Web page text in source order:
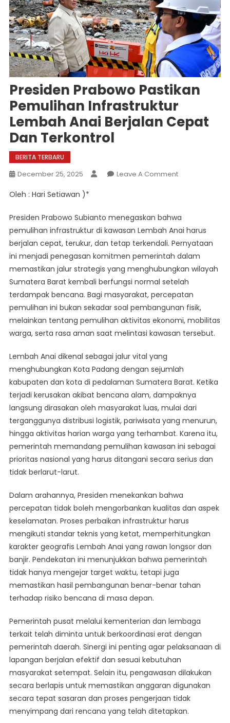
Presiden Prabowo Pastikan
Pemulihan Infrastruktur
Lembah Anai Berjalan Cepat
Dan Terkontrol
BERITA TERBARU
December 25, 2025 Leave A CommentOn
Pemulihan
Infrastruktur
Lembah
Anai
Berjalan
Cepat
Dan
Terkontrol
Oleh : Hari Setiawan )*
Presiden Prabowo Subianto menegaskan bahwa
pemulihan infrastruktur di kawasan Lembah Anai harus
berjalan cepat, terukur, dan tetap terkendali. Pernyataan
ini menjadi penegasan komitmen pemerintah dalam
memastikan jalur strategis yang menghubungkan wilayah
Sumatera Barat kembali berfungsi normal setelah
terdampak bencana. Bagi masyarakat, percepatan
pemulihan ini bukan sekadar soal pembangunan fisik,
melainkan tentang pemulihan aktivitas ekonomi, mobilitas
warga, serta rasa aman saat melintasi kawasan tersebut.
Lembah Anai dikenal sebagai jalur vital yang
menghubungkan Kota Padang dengan sejumlah
kabupaten dan kota di pedalaman Sumatera Barat. Ketika
terjadi kerusakan akibat bencana alam, dampaknya
langsung dirasakan oleh masyarakat luas, mulai dari
terganggunya distribusi logistik, pariwisata yang menurun,
hingga aktivitas harian warga yang terhambat. Karena itu,
pemerintah memandang pemulihan kawasan ini sebagai
prioritas nasional yang harus ditangani secara serius dan
tidak berlarut-larut.
Dalam arahannya, Presiden menekankan bahwa
percepatan tidak boleh mengorbankan kualitas dan aspek
keselamatan. Proses perbaikan infrastruktur harus
mengikuti standar teknis yang ketat, memperhitungkan
karakter geografis Lembah Anai yang rawan longsor dan
banjir. Pendekatan ini menunjukkan bahwa pemerintah
tidak hanya mengejar target waktu, tetapi juga
memastikan hasil pembangunan benar-benar tahan
terhadap risiko bencana di masa depan.
Pemerintah pusat melalui kementerian dan lembaga
terkait telah diminta untuk berkoordinasi erat dengan
pemerintah daerah. Sinergi ini penting agar pelaksanaan di
lapangan berjalan efektif dan sesuai kebutuhan
masyarakat setempat. Selain itu, pengawasan dilakukan
secara berlapis untuk memastikan anggaran digunakan
secara tepat sasaran dan proses pengerjaan tidak
menyimpang dari rencana yang telah ditetapkan.